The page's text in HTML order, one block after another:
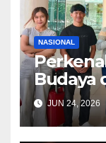
NASIONAL
Budaya
Angkat
Laut
JUN 24, 2026